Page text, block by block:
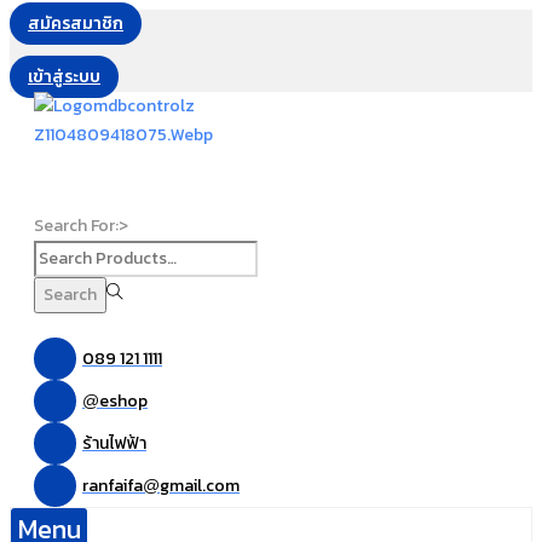
สมัครสมาชิก
เข้าสู่ระบบ
Search For:>
Search
089 121 1111
@eshop
ร้านไฟฟ้า
ranfaifa@gmail.com
Menu